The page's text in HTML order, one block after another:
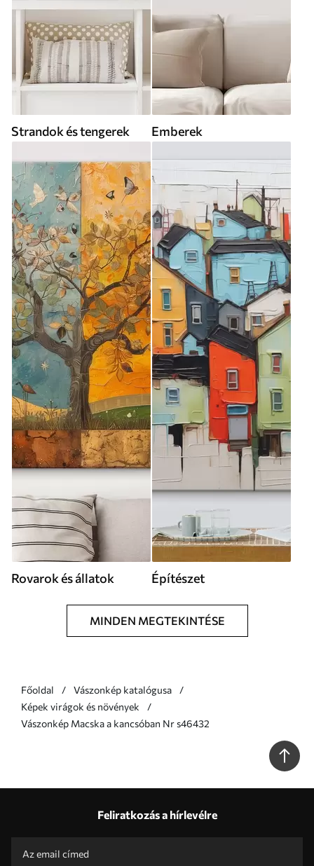
Strandok és tengerek Emberek
Rovarok és állatok Építészet
MINDEN MEGTEKINTÉSE
Főoldal
Vászonkép katalógusa
Képek virágok és növények
Vászonkép Macska a kancsóban Nr s46432
Feliratkozás a hírlevélre